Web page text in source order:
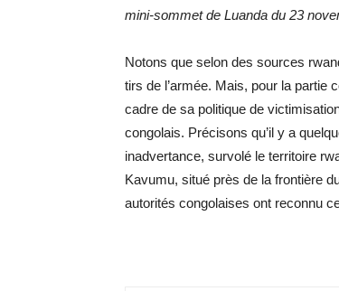
mini-sommet de Luanda du 23
Notons que selon des sources
tirs de l’armée. Mais, pour la partie
cadre de sa politique de
congolais. Précisons qu’il y a
inadvertance, survolé le territoire
Kavumu, situé près de la frontière
autorités congolaises ont reconnu